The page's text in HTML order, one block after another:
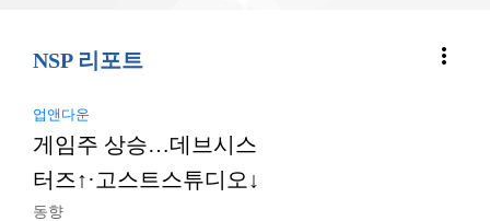
NSP 리포트 more_vert
업앤다운
게임주 상승…데브시스
터즈↑·고스트스튜디오↓
동향